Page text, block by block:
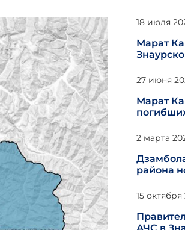
Марат
18 июля
Марат
27 июня
района
2 марта
15 октября